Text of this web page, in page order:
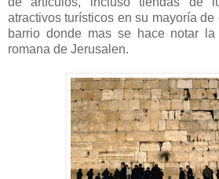
atractivos turísticos en su mayoría de
barrio donde mas se hace notar
romana de Jerusalen.